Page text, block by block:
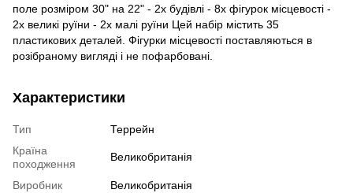
поле розміром 30" на 22" - 2x будівлі - 8x фігурок місцевості -
2x великі руїни - 2x малі руїни Цей набір містить 35
пластикових деталей. Фігурки місцевості поставляються в
розібраному вигляді і не пофарбовані.
Характеристики
Тип
Террейн
Країна
походження
Великобританія
Виробник
Великобританія